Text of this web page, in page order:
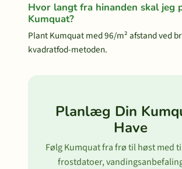
Hvor langt fra hinanden skal jeg
Kumquat?
Plant Kumquat med 96/m² afstand ved
kvadratfod-metoden.
Planlæg Din
Have
Følg Kumquat fra frø til høst med
frostdatoer,